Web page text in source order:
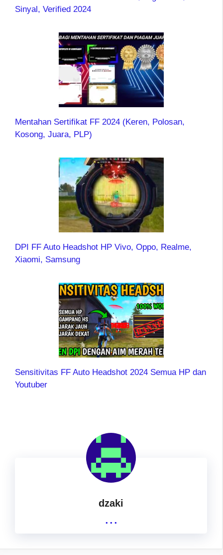
Sinyal, Verified 2024
Mentahan Sertifikat FF 2024 (Keren, Polosan,
Kosong, Juara, PLP)
DPI FF Auto Headshot HP Vivo, Oppo, Realme,
Xiaomi, Samsung
Sensitivitas FF Auto Headshot 2024 Semua HP dan
Youtuber
dzaki
...